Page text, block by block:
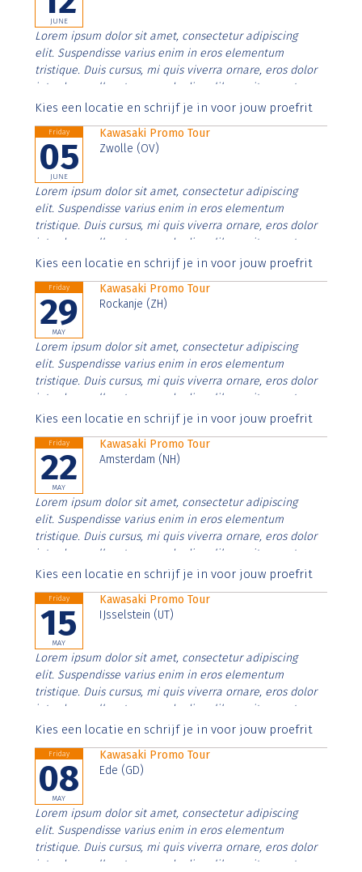
JUNE
Lorem ipsum dolor sit amet, consectetur adipiscing
elit. Suspendisse varius enim in eros elementum
tristique. Duis cursus, mi quis viverra ornare, eros dolor
interdum nulla, ut commodo diam libero vitae erat.
Aenean faucibus nibh et justo cursus id rutrum lorem
Kies een locatie en schrijf je in voor jouw proefrit
Friday
05
JUNE
Kawasaki Promo Tour
Zwolle (OV)
Lorem ipsum dolor sit amet, consectetur adipiscing
elit. Suspendisse varius enim in eros elementum
tristique. Duis cursus, mi quis viverra ornare, eros dolor
interdum nulla, ut commodo diam libero vitae erat.
Aenean faucibus nibh et justo cursus id rutrum lorem
Kies een locatie en schrijf je in voor jouw proefrit
Friday
29
MAY
Kawasaki Promo Tour
Rockanje (ZH)
Lorem ipsum dolor sit amet, consectetur adipiscing
elit. Suspendisse varius enim in eros elementum
tristique. Duis cursus, mi quis viverra ornare, eros dolor
interdum nulla, ut commodo diam libero vitae erat.
Aenean faucibus nibh et justo cursus id rutrum lorem
Kies een locatie en schrijf je in voor jouw proefrit
Friday
22
MAY
Kawasaki Promo Tour
Amsterdam (NH)
Lorem ipsum dolor sit amet, consectetur adipiscing
elit. Suspendisse varius enim in eros elementum
tristique. Duis cursus, mi quis viverra ornare, eros dolor
interdum nulla, ut commodo diam libero vitae erat.
Aenean faucibus nibh et justo cursus id rutrum lorem
Kies een locatie en schrijf je in voor jouw proefrit
Friday
15
MAY
Kawasaki Promo Tour
IJsselstein (UT)
Lorem ipsum dolor sit amet, consectetur adipiscing
elit. Suspendisse varius enim in eros elementum
tristique. Duis cursus, mi quis viverra ornare, eros dolor
interdum nulla, ut commodo diam libero vitae erat.
Aenean faucibus nibh et justo cursus id rutrum lorem
Kies een locatie en schrijf je in voor jouw proefrit
Friday
08
MAY
Kawasaki Promo Tour
Ede (GD)
Lorem ipsum dolor sit amet, consectetur adipiscing
elit. Suspendisse varius enim in eros elementum
tristique. Duis cursus, mi quis viverra ornare, eros dolor
interdum nulla, ut commodo diam libero vitae erat.